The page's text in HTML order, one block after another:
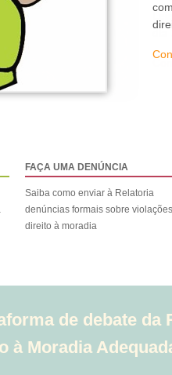
FAÇA UMA DENÚNCIA
Saiba como enviar à Relatoria
denúncias formais sobre
direito à moradia
de debate da
à Moradia